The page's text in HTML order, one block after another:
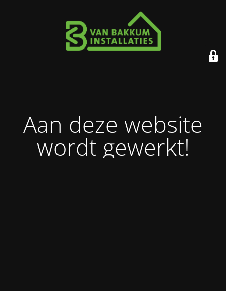
Aan deze website
wordt gewerkt!